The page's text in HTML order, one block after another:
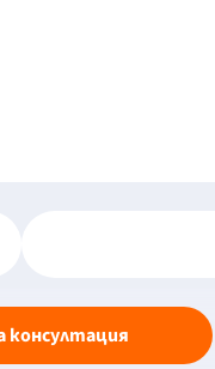
консултация